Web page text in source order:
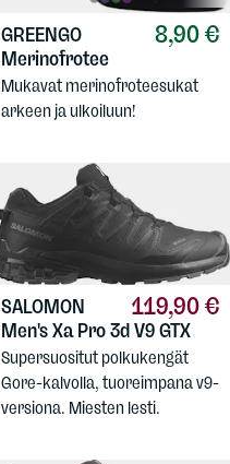
8,90 €
GREENGO
Merinofrotee
Mukavat merinofroteesukat
arkeen ja ulkoiluun!
119,90 €
SALOMON
Men's Xa Pro 3d V9 GTX
Supersuositut polkukengät
Gore-kalvolla, tuoreimpana v9-
versiona. Miesten lesti.